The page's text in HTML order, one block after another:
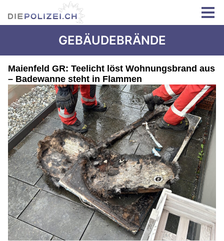
GEBÄUDEBRÄNDE
Maienfeld GR: Teelicht löst Wohnungsbrand aus
– Badewanne steht in Flammen